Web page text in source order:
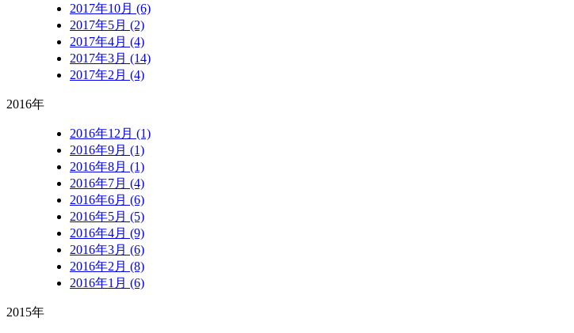
2017年10月 (6)
2017年5月 (2)
2017年4月 (4)
2017年3月 (14)
2017年2月 (4)
2016年
2016年12月 (1)
2016年9月 (1)
2016年8月 (1)
2016年7月 (4)
2016年6月 (6)
2016年5月 (5)
2016年4月 (9)
2016年3月 (6)
2016年2月 (8)
2016年1月 (6)
2015年